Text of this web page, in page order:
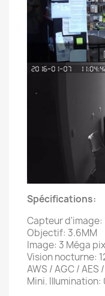
Spécifications:
Capteur d'image:
Objectif: 3.6MM
Image: 3 Méga
Vision nocturne:
AWS / AGC /
Mini. Illumination: